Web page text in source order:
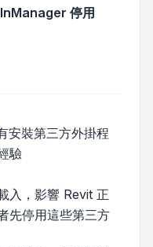
停用
安裝第三方外掛程
驗
入，影響 Revit 正
先停用這些第三方